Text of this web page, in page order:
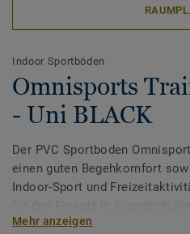
Indoor Sportböden
Omnisports
- Uni BLACK
Der PVC Sportboden
einen guten Begehkomfort
Indoor-Sport und
Boxvereinen. Ausgestattet mit
Mehr anzeigen